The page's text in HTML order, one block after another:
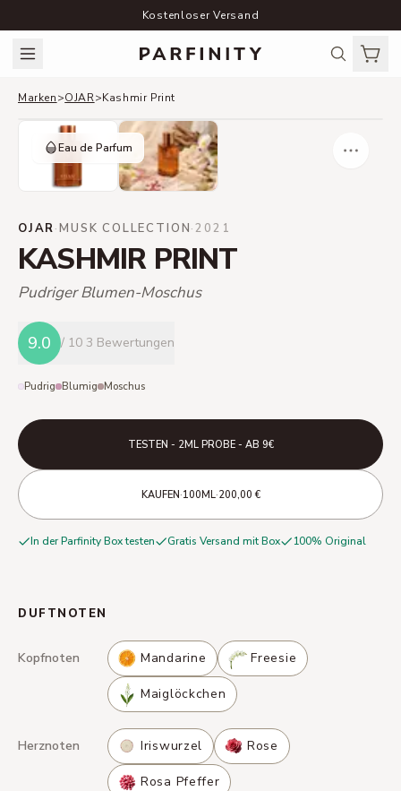
Kostenloser Versand
Marken>OJAR>Kashmir Print
Eau de Parfum
OJAR·MUSK COLLECTION·2021
KASHMIR PRINT
Pudriger Blumen-Moschus
9.0 / 10 3 Bewertungen
Pudrig Blumig Moschus
TESTEN - 2ML PROBE - AB 9€
KAUFEN·100ML·200,00 €
In der Parfinity Box testen Gratis Versand mit Box 100% Original
DUFTNOTEN
Kopfnoten Mandarine Freesie
Maiglöckchen
Herznoten Iriswurzel Rose
Rosa Pfeffer